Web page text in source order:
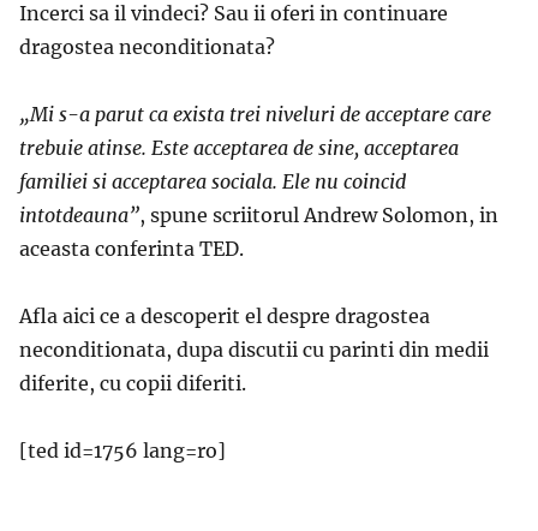
Incerci sa il vindeci? Sau ii oferi in continuare
dragostea neconditionata?
„Mi s-a parut ca exista trei niveluri de acceptare care
trebuie atinse. Este acceptarea de sine, acceptarea
familiei si acceptarea sociala. Ele nu coincid
intotdeauna”, spune scriitorul Andrew Solomon, in
aceasta conferinta TED.
Afla aici ce a descoperit el despre dragostea
neconditionata, dupa discutii cu parinti din medii
diferite, cu copii diferiti.
[ted id=1756 lang=ro]